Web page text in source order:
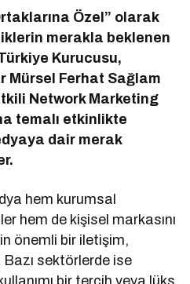
Özel” olarak
merakla beklenen
Kurucusu,
Mürsel Ferhat Sağlam
Network Marketing
temalı etkinlikte
dair merak
hem kurumsal
hem de kişisel markasını
önemli bir iletişim,
sektörlerde ise
bir tercih veya lüks